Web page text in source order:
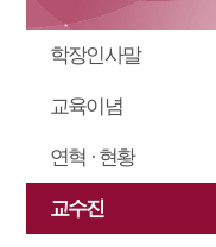
학장인사말
교육이념
연혁 · 현황
교수진